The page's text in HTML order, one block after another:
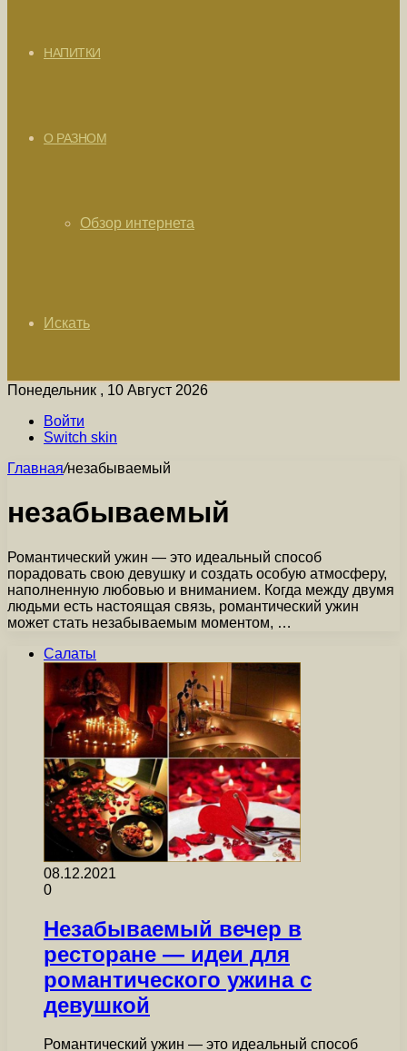
НАПИТКИ
О РАЗНОМ
Обзор интернета
Искать
Понедельник , 10 Август 2026
Войти
Switch skin
Главная/незабываемый
незабываемый
Романтический ужин — это идеальный способ
порадовать свою девушку и создать особую атмосферу,
наполненную любовью и вниманием. Когда между двумя
людьми есть настоящая связь, романтический ужин
может стать незабываемым моментом, …
Салаты
08.12.2021
0
Незабываемый вечер в
ресторане — идеи для
романтического ужина с
девушкой
Романтический ужин — это идеальный способ